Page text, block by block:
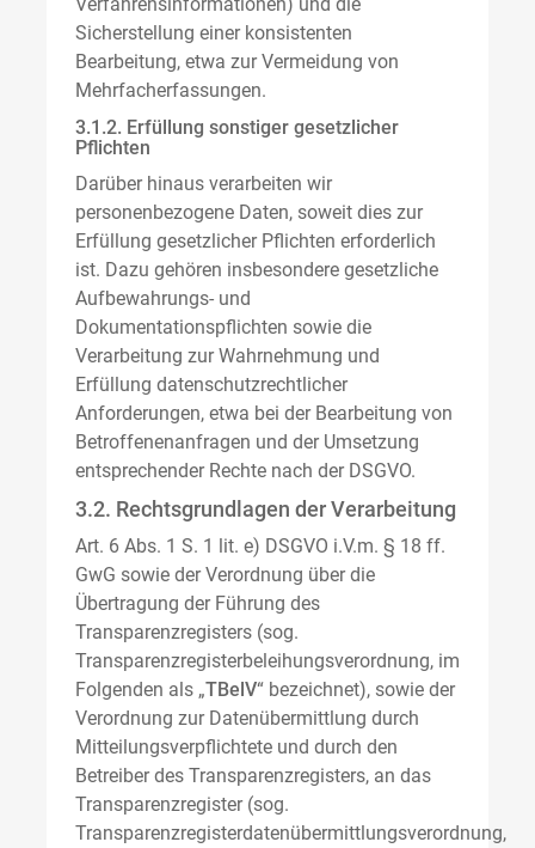
Sicherstellung einer konsistenten
Bearbeitung, etwa zur Vermeidung von
Mehrfacherfassungen.
3.1.2. Erfüllung sonstiger gesetzlicher
Pflichten
Darüber hinaus verarbeiten wir
personenbezogene Daten, soweit dies zur
Erfüllung gesetzlicher Pflichten erforderlich
ist. Dazu gehören insbesondere gesetzliche
Aufbewahrungs- und
Dokumentationspflichten sowie die
Verarbeitung zur Wahrnehmung und
Erfüllung datenschutzrechtlicher
Anforderungen, etwa bei der Bearbeitung von
Betroffenenanfragen und der Umsetzung
entsprechender Rechte nach der DSGVO.
3.2. Rechtsgrundlagen der Verarbeitung
Art. 6 Abs. 1 S. 1 lit. e) DSGVO i.V.m. § 18 ff.
GwG sowie der Verordnung über die
Übertragung der Führung des
Transparenzregisters (sog.
Transparenzregisterbeleihungsverordnung, im
Folgenden als „TBelV“ bezeichnet), sowie der
Verordnung zur Datenübermittlung durch
Mitteilungsverpflichtete und durch den
Betreiber des Transparenzregisters, an das
Transparenzregister (sog.
Transparenzregisterdatenübermittlungsverordnung,